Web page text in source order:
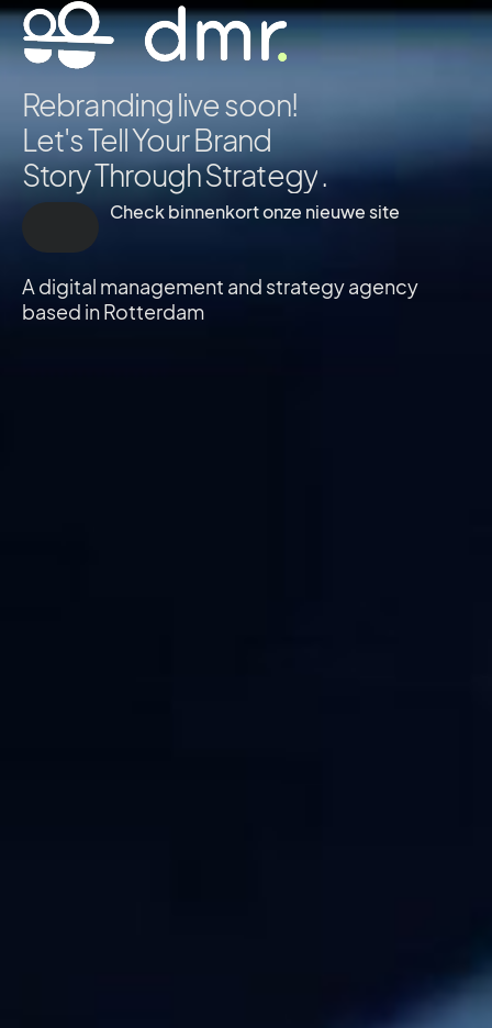
Rebranding live soon!
Let's Tell Your Brand
Story ThroughStrategy .
Check binnenkort onze nieuwe site
A digital management and strategy agency
based in Rotterdam